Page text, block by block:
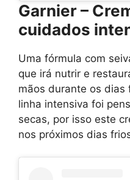
Garnier –
cuidados
Uma fórmula com
que irá nutrir e
mãos durante os dias
linha intensiva foi
secas, por isso este
nos próximos dias